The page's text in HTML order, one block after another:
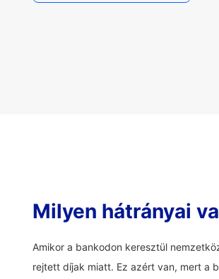
Milyen hátrányai
Amikor a bankodon keresztül
rejtett díjak miatt. Ez azért van, mert a